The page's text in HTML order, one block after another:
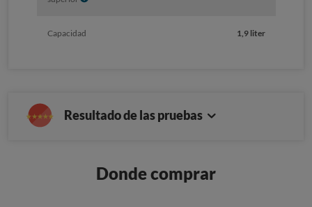
o
Capacidad 1,9 liter
Resultado de las pruebas
Donde comprar